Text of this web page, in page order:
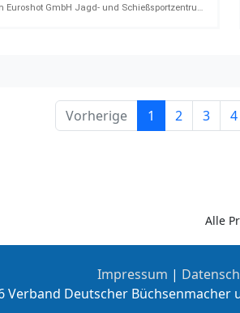
von Euroshot GmbH Jagd- und Schießsportzentrum
Vorherige 1 2 3 4
Alle
Impressum |
Verband Deutscher Büchsenmacher